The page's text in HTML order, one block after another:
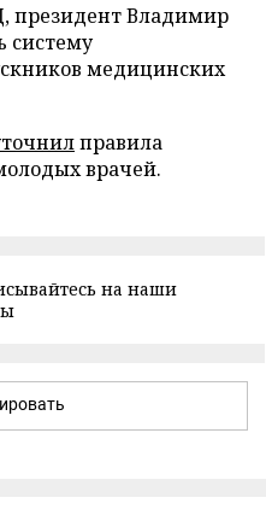
президент Владимир
систему
медицинских
правила
врачей.
на наши